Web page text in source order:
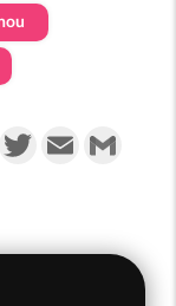
FacebookTwitterEmail